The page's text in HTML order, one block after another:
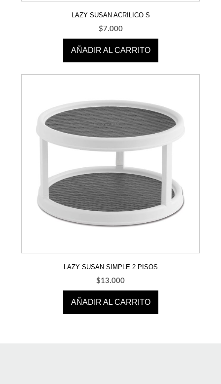
LAZY SUSAN ACRILICO S
$7.000
AÑADIR AL CARRITO
LAZY SUSAN SIMPLE 2 PISOS
$13.000
AÑADIR AL CARRITO